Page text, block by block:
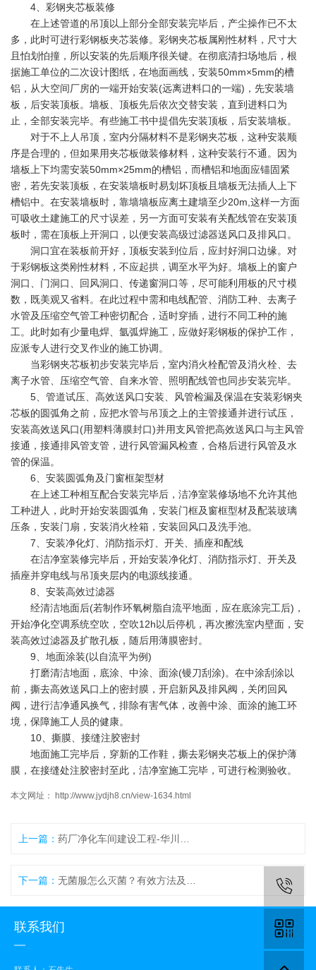
4、彩钢夹芯板装修
在上述管道的吊顶以上部分全部安装完毕后，产尘操作已不太
多，此时可进行彩钢板夹芯装修。彩钢夹芯板属刚性材料，尺寸大
且怕划怕撞，所以安装的先后顺序很关键。在彻底清扫场地后，根
据施工单位的二次设计图纸，在地面画线，安装50mm×5mm的槽
铝，从大空间厂房的一端开始安装(远离进料口的一端)，先安装墙
板，后安装顶板。墙板、顶板先后依次交替安装，直到进料口为
止，全部安装完毕。有些施工书中提倡先安装顶板，后安装墙板。
对于不上人吊顶，室内分隔材料不是彩钢夹芯板，这种安装顺
序是合理的，但如果用夹芯板做装修材料，这种安装行不通。因为
墙板上下均需安装50mm×25mm的槽铝，而槽铝和地面应锚固紧
密，若先安装顶板，在安装墙板时易划坏顶板且墙板无法插人上下
槽铝中。在安装墙板时，靠墙墙板应离土建墙至少20m,这样一方面
可吸收土建施工的尺寸误差，另一方面可安装有关配线管在安装顶
板时，需在顶板上开洞口，以便安装高级过滤器送风口及排风口。
洞口宜在装板前开好，顶板安装到位后，应封好洞口边缘。对
于彩钢板这类刚性材料，不应起拱，调至水平为好。墙板上的窗户
洞口、门洞口、回风洞口、传递窗洞口等，尽可能利用板的尺寸模
数，既美观又省料。在此过程中需和电线配管、消防工种、去离子
水管及压缩空气管工种密切配合，适时穿插，进行不同工种的施
工。此时如有少量电焊、氩弧焊施工，应做好彩钢板的保护工作，
应派专人进行交叉作业的施工协调。
当彩钢夹芯板初步安装完毕后，室内消火栓配管及消火栓、去
离子水管、压缩空气管、自来水管、照明配线管也同步安装完毕。
5、管道试压、高效送风口安装、风管检漏及保温在安装彩钢夹
芯板的圆弧角之前，应把水管与吊顶之上的主管接通并进行试压，
安装高效送风口(用塑料薄膜封口)并用支风管把高效送风口与主风管
接通，接通排风管支管，进行风管漏风检查，合格后进行风管及水
管的保温。
6、安装圆弧角及门窗框架型材
在上述工种相互配合安装完毕后，洁净室装修场地不允许其他
工种进人，此时开始安装圆弧角，安装门框及窗框型材及配装玻璃
压条，安装门扇，安装消火栓箱，安装回风口及洗手池。
7、安装净化灯、消防指示灯、开关、插座和配线
在洁净室装修完毕后，开始安装净化灯、消防指示灯、开关及
插座并穿电线与吊顶夹层内的电源线接通。
8、安装高效过滤器
经清洁地面后(若制作环氧树脂自流平地面，应在底涂完工后)，
开始净化空调系统空吹，空吹12h以后停机，再次擦洗室内壁面，安
装高效过滤器及扩散孔板，随后用薄膜密封。
9、地面涂装(以自流平为例)
打磨清洁地面，底涂、中涂、面涂(镘刀刮涂)。在中涂刮涂以
前，撕去高效送风口上的密封膜，开启新风及排风阀，关闭回风
阀，进行洁净通风换气，排除有害气体，改善中涂、面涂的施工环
境，保障施工人员的健康。
10、撕膜、接缝注胶密封
地面施工完毕后，穿新的工作鞋，撕去彩钢夹芯板上的保护薄
膜，在接缝处注胶密封至此，洁净室施工完毕，可进行检测验收。
本文网址： http://www.jydjh8.cn/view-1634.html
上一篇：
下一篇：
联系我们